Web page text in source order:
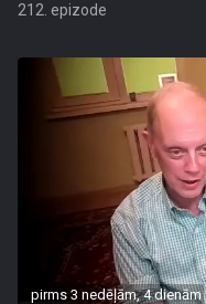
212. epizode
pirms 3 nedēļām, 4 dienām